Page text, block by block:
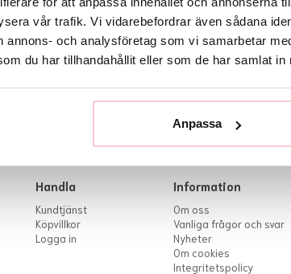
vår trafik. Vi vidarebefordrar även sådana
annons- och analysföretag som vi samarbetar
du har tillhandahållit eller som de har samlat
Anpassa
Handla
Kundtjänst
Köpvillkor
Logga in
Information
Om oss
Vanliga frågor och svar
Nyheter
Om cookies
Integritetspolicy